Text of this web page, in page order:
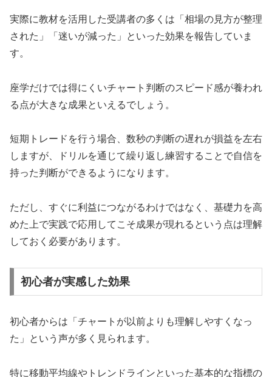
実際に教材を活用した受講者の多くは「相場の見方が整理
された」「迷いが減った」といった効果を報告していま
す。
座学だけでは得にくいチャート判断のスピード感が養われ
る点が大きな成果といえるでしょう。
短期トレードを行う場合、数秒の判断の遅れが損益を左右
しますが、ドリルを通じて繰り返し練習することで自信を
持った判断ができるようになります。
ただし、すぐに利益につながるわけではなく、基礎力を高
めた上で実践で応用してこそ成果が現れるという点は理解
しておく必要があります。
初心者が実感した効果
初心者からは「チャートが以前よりも理解しやすくなっ
た」という声が多く見られます。
特に移動平均線やトレンドラインといった基本的な指標の